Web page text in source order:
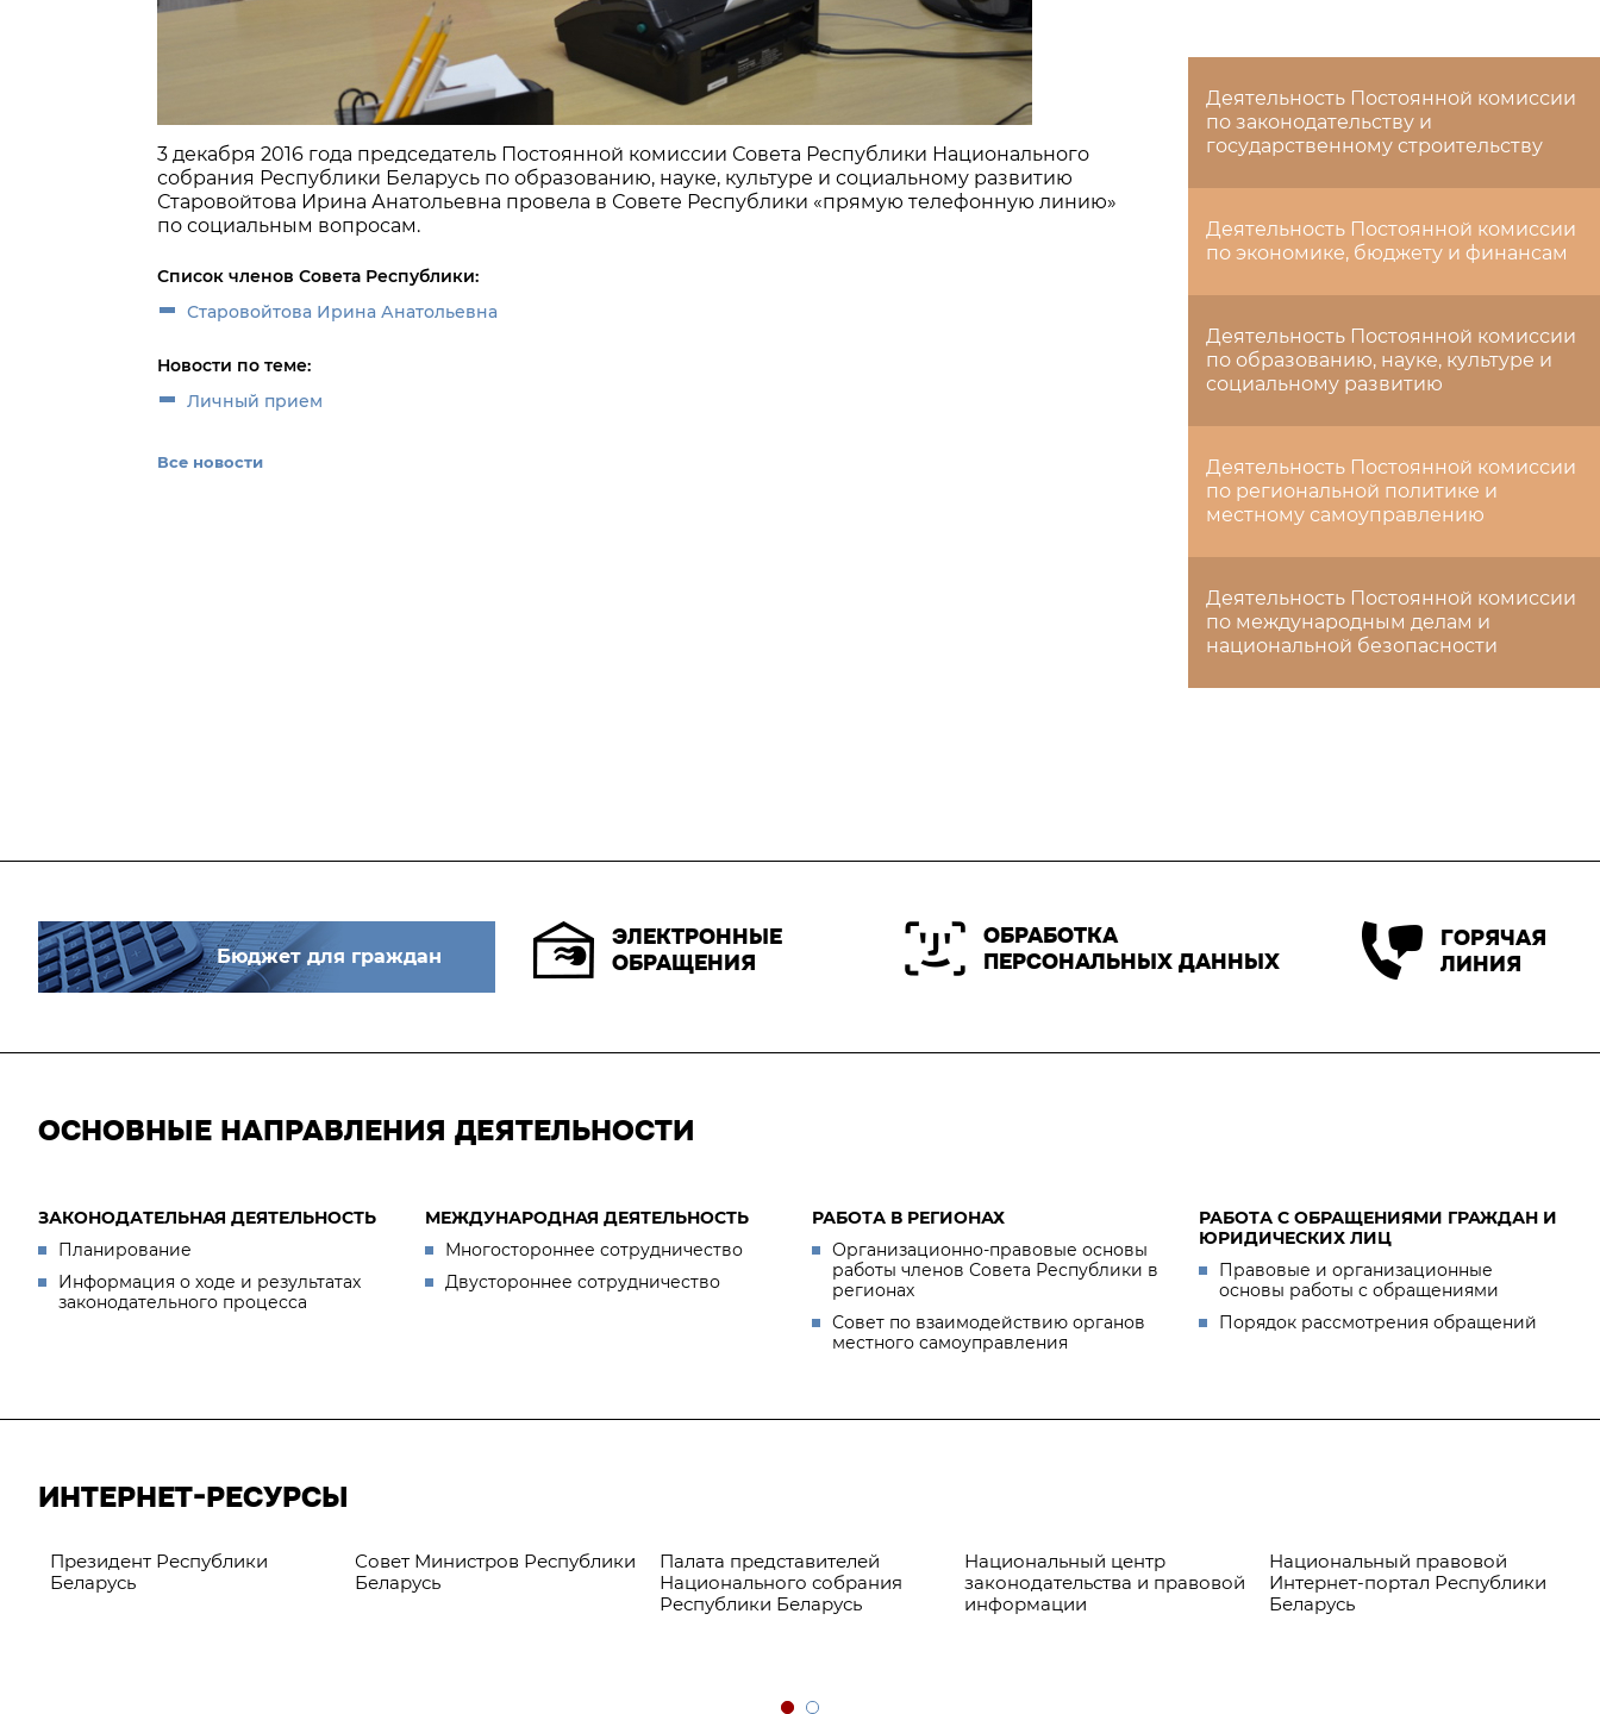
3 декабря 2016 года председатель Постоянной комиссии Совета Республики Национального
собрания Республики Беларусь по образованию, науке, культуре и социальному развитию
Старовойтова Ирина Анатольевна провела в Совете Республики «прямую телефонную линию»
по социальным вопросам.
Список членов Совета Республики:
Старовойтова Ирина Анатольевна
Новости по теме:
Личный прием
Все новости
Деятельность Постоянной комиссии
по законодательству и
государственному строительству
Деятельность Постоянной комиссии
по экономике, бюджету и финансам
Деятельность Постоянной комиссии
по образованию, науке, культуре и
социальному развитию
Деятельность Постоянной комиссии
по региональной политике и
местному самоуправлению
Деятельность Постоянной комиссии
по международным делам и
национальной безопасности
Бюджет для граждан
ЭЛЕКТРОННЫЕ
ОБРАЩЕНИЯ
ОБРАБОТКА
ПЕРСОНАЛЬНЫХ ДАННЫХ
ГОРЯЧАЯ
ЛИНИЯ
ОСНОВНЫЕ НАПРАВЛЕНИЯ ДЕЯТЕЛЬНОСТИ
ЗАКОНОДАТЕЛЬНАЯ ДЕЯТЕЛЬНОСТЬ
Планирование
Информация о ходе и результатах
законодательного процесса
МЕЖДУНАРОДНАЯ ДЕЯТЕЛЬНОСТЬ
Многостороннее сотрудничество
Двустороннее сотрудничество
РАБОТА В РЕГИОНАХ
Организационно-правовые основы
работы членов Совета Республики в
регионах
Совет по взаимодействию органов
местного самоуправления
РАБОТА С ОБРАЩЕНИЯМИ ГРАЖДАН И
ЮРИДИЧЕСКИХ ЛИЦ
Правовые и организационные
основы работы с обращениями
Порядок рассмотрения обращений
ИНТЕРНЕТ-РЕСУРСЫ
Президент Республики
Беларусь
Совет Министров Республики
Беларусь
Палата представителей
Национального собрания
Республики Беларусь
Национальный центр
законодательства и правовой
информации
Национальный правовой
Интернет-портал Республики
Беларусь